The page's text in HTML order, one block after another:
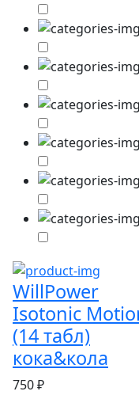
WillPower
Isotonic
(14 табл)
кока&кола
750 ₽